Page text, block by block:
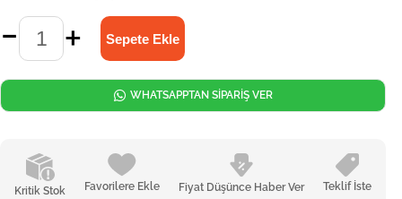
Kritik Stok Favorilere Ekle Fiyat Düşünce Haber Ver Teklif İste
WHATSAPPTAN SİPARİŞ VER